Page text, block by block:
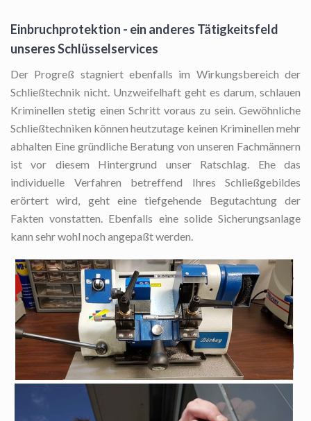
Einbruchprotektion - ein anderes Tätigkeitsfeld
unseres Schlüsselservices
Der Progreß stagniert ebenfalls im Wirkungsbereich der
Schließtechnik nicht. Unzweifelhaft geht es darum, schlauen
Kriminellen stetig einen Schritt voraus zu sein. Gewöhnliche
Schließtechniken können heutzutage keinen Kriminellen mehr
abhalten Eine gründliche Beratung von unseren Fachmännern
ist vor diesem Hintergrund unser Ratschlag. Ehe das
individuelle Verfahren betreffend Ihres Schließgebildes
erörtert wird, geht eine tiefgehende Begutachtung der
Fakten vonstatten. Ebenfalls eine solide Sicherungsanlage
kann sehr wohl noch angepaßt werden.